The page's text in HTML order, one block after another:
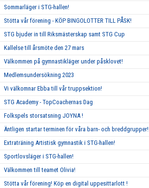
Sommarläger i STG-hallen!
Stötta vår förening - KÖP BINGOLOTTER TILL PÅSK!
STG bjuder in till Riksmästerskap samt STG Cup
Kallelse till årsmöte den 27 mars
Välkommen på gymnastikläger under påsklovet!
Medlemsundersökning 2023
Vi välkomnar Ebba till vår truppsektion!
STG Academy - TopCoachernas Dag
Folkspels storsatsning JOYNA !
Äntligen startar terminen för våra barn- och breddgrupper!
Extraträning Artistisk gymnastik i STG-hallen!
Sportlovsläger i STG-hallen!
Välkommen till teamet Olivia!
Stötta vår förening! Köp en digital uppesittarlott !